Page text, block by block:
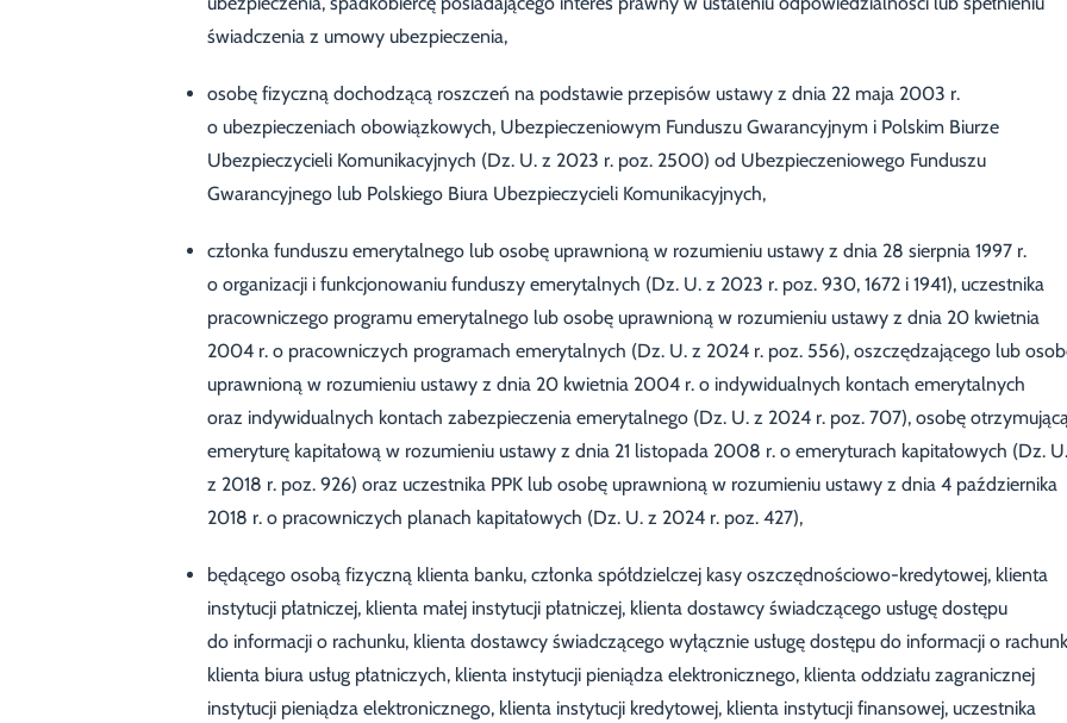
świadczenia z umowy ubezpieczenia,
osobę fizyczną dochodzącą roszczeń na podstawie przepisów ustawy z dnia 22 maja 2003 r.
o ubezpieczeniach obowiązkowych, Ubezpieczeniowym Funduszu Gwarancyjnym i Polskim Biurze
Ubezpieczycieli Komunikacyjnych (Dz. U. z 2023 r. poz. 2500) od Ubezpieczeniowego Funduszu
Gwarancyjnego lub Polskiego Biura Ubezpieczycieli Komunikacyjnych,
członka funduszu emerytalnego lub osobę uprawnioną w rozumieniu ustawy z dnia 28 sierpnia 1997 r.
o organizacji i funkcjonowaniu funduszy emerytalnych (Dz. U. z 2023 r. poz. 930, 1672 i 1941), uczestnika
pracowniczego programu emerytalnego lub osobę uprawnioną w rozumieniu ustawy z dnia 20 kwietnia
2004 r. o pracowniczych programach emerytalnych (Dz. U. z 2024 r. poz. 556), oszczędzającego lub
uprawnioną w rozumieniu ustawy z dnia 20 kwietnia 2004 r. o indywidualnych kontach emerytalnych
oraz indywidualnych kontach zabezpieczenia emerytalnego (Dz. U. z 2024 r. poz. 707), osobę
emeryturę kapitałową w rozumieniu ustawy z dnia 21 listopada 2008 r. o emeryturach kapitałowych (Dz. U.
z 2018 r. poz. 926) oraz uczestnika PPK lub osobę uprawnioną w rozumieniu ustawy z dnia 4 października
2018 r. o pracowniczych planach kapitałowych (Dz. U. z 2024 r. poz. 427),
będącego osobą fizyczną klienta banku, członka spółdzielczej kasy oszczędnościowo-kredytowej, klienta
instytucji płatniczej, klienta małej instytucji płatniczej, klienta dostawcy świadczącego usługę dostępu
do informacji o rachunku, klienta dostawcy świadczącego wyłącznie usługę dostępu do informacji o
klienta biura usług płatniczych, klienta instytucji pieniądza elektronicznego, klienta oddziału zagranicznej
instytucji pieniądza elektronicznego, klienta instytucji kredytowej, klienta instytucji finansowej, uczestnika